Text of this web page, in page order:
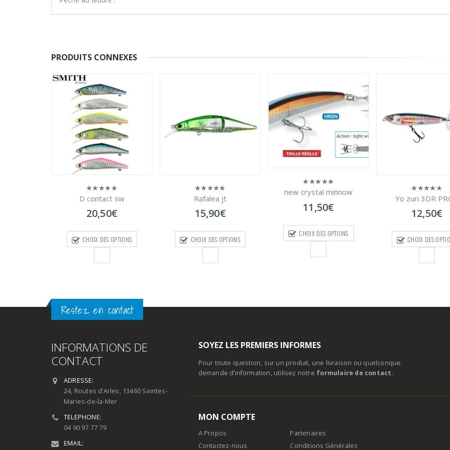
PRODUITS CONNEXES
0
5
Rafalea jt
15,90€
CHOIX DES OPTIONS
0
sur
new crystal minnow
11,50€
CHOIX DES OPTIONS
sur
Yo zuri 3DR PROP
12,50€
CHOIX DES OPTIONS
0
5
Kit cuillers
5,90€
AJOUTER AU
Restez en contact
INFORMATIONS DE
CONTACT
ADRESSE:
24, Routes d’Arles, 13460 Saintes-
Maries-de-la-Mer
TELEPHONE:
04 90 97 77 79
EMAIL:
SOYEZ LES PREMIERS INFORMES
Pour toute question, sur un produit, une livraison ou quelconque
demande d’information, utilisez notre formulaire de contact.
MON COMPTE
A Propos
Contactez-nous
Partenaires
Conditions Générales